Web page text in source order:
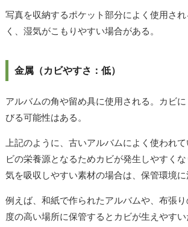
写真を収納するポケット部分によく使用さ
く、湿気がこもりやすい場合がある。
金属（カビやすさ：低）
アルバムの角や留め具に使用される。カビ
びる可能性はある。
上記のように、古いアルバムによく使われ
ビの栄養源となるためカビが発生しやすく
気を吸収しやすい素材の場合は、保管環境に
例えば、和紙で作られたアルバムや、布張
度の高い場所に保管するとカビが生えやす